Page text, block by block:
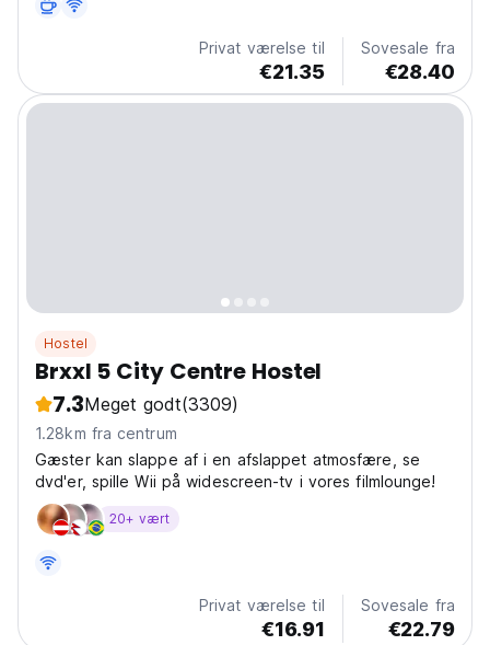
Privat værelse til
€21.35
Sovesale fra
€28.40
Hostel
Brxxl 5 City Centre Hostel
7.3Meget godt(3309)
1.28km fra centrum
Gæster kan slappe af i en afslappet atmosfære, se
dvd'er, spille Wii på widescreen-tv i vores filmlounge!
20+ vært
Privat værelse til
€16.91
Sovesale fra
€22.79